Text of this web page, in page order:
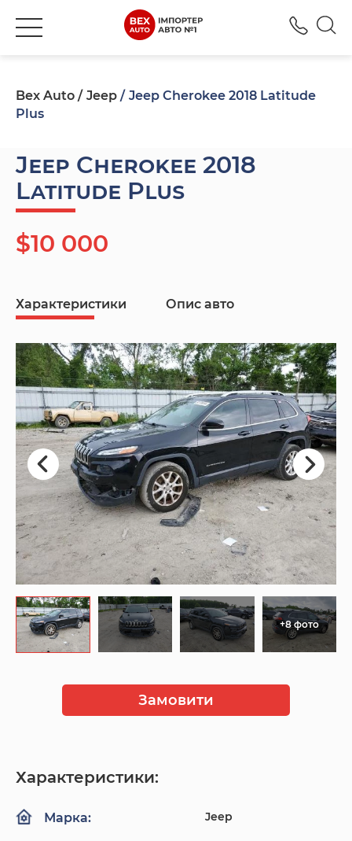
Bex Auto Jeep
Jeep Cherokee 2018 Latitude
Plus
Jeep Cherokee 2018
Latitude Plus
$10 000
Характеристики Опис авто
+8 фото
Замовити
Характеристики:
Марка: Jeep